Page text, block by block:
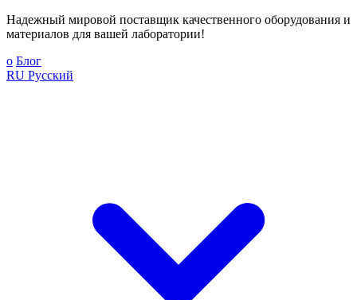
Надежный мировой поставщик качественного оборудования и
материалов для вашей лаборатории!
о Блог
RU Русский